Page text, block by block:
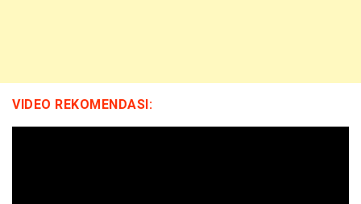
VIDEO REKOMENDASI: